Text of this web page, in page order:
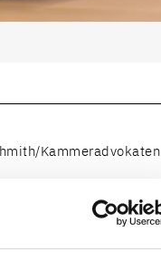
Kammeradvokaten